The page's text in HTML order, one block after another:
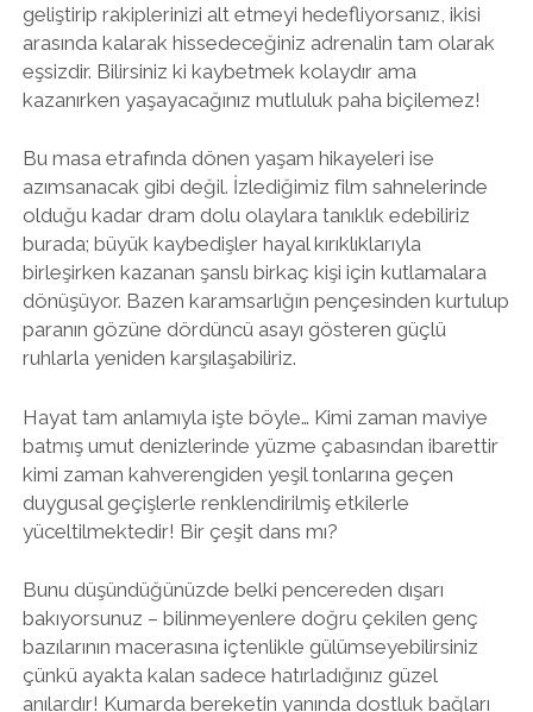
geliştirip rakiplerinizi alt etmeyi hedefliyorsanız, ikisi
arasında kalarak hissedeceğiniz adrenalin tam olarak
eşsizdir. Bilirsiniz ki kaybetmek kolaydır ama
kazanırken yaşayacağınız mutluluk paha biçilemez!
Bu masa etrafında dönen yaşam hikayeleri ise
azımsanacak gibi değil. İzlediğimiz film sahnelerinde
olduğu kadar dram dolu olaylara tanıklık edebiliriz
burada; büyük kaybedişler hayal kırıklıklarıyla
birleşirken kazanan şanslı birkaç kişi için kutlamalara
dönüşüyor. Bazen karamsarlığın pençesinden kurtulup
paranın gözüne dördüncü asayı gösteren güçlü
ruhlarla yeniden karşılaşabiliriz.
Hayat tam anlamıyla işte böyle… Kimi zaman maviye
batmış umut denizlerinde yüzme çabasından ibarettir
kimi zaman kahverengiden yeşil tonlarına geçen
duygusal geçişlerle renklendirilmiş etkilerle
yüceltilmektedir! Bir çeşit dans mı?
Bunu düşündüğünüzde belki pencereden dışarı
bakıyorsunuz – bilinmeyenlere doğru çekilen genç
bazılarının macerasına içtenlikle gülümseyebilirsiniz
çünkü ayakta kalan sadece hatırladığınız güzel
anılardır! Kumarda bereketin yanında dostluk bağları